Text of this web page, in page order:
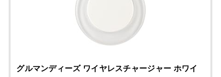
グルマンディーズ ワイヤレスチャージャー ホワイ